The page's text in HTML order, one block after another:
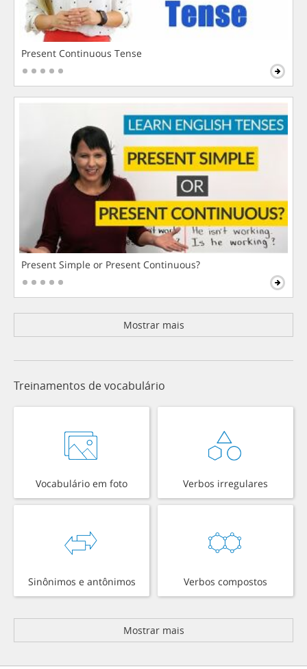
Present Continuous Tense
Present Simple or Present Continuous?
Mostrar mais
Treinamentos de vocabulário
Vocabulário em foto Verbos irregulares
Sinônimos e antônimos Verbos compostos
Mostrar mais